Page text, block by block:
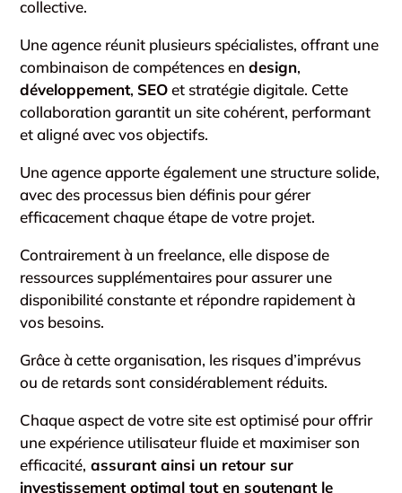
collective.
Une agence réunit plusieurs spécialistes, offrant une
combinaison de compétences endesign,
développement, SEOet stratégie digitale. Cette
collaboration garantit un site cohérent, performant
et aligné avec vos objectifs.
Une agence apporte également une structure solide,
avec des processus bien définis pour gérer
efficacement chaque étape de votre projet.
Contrairement à un freelance, elle dispose de
ressources supplémentaires pour assurer une
disponibilité constante et répondre rapidement à
vos besoins.
Grâce à cette organisation, les risques d’imprévus
ou de retards sont considérablement réduits.
Chaque aspect de votre site est optimisé pour offrir
une expérience utilisateur fluide et maximiser son
efficacité, assurant ainsi un retour sur
investissement optimal tout en soutenant le